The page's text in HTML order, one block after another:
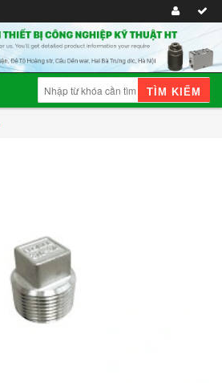
TÌM KIẾM